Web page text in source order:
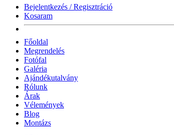
Bejelentkezés / Regisztráció
Kosaram
Főoldal
Megrendelés
Fotófal
Galéria
Ajándékutalvány
Rólunk
Árak
Vélemények
Blog
Montázs